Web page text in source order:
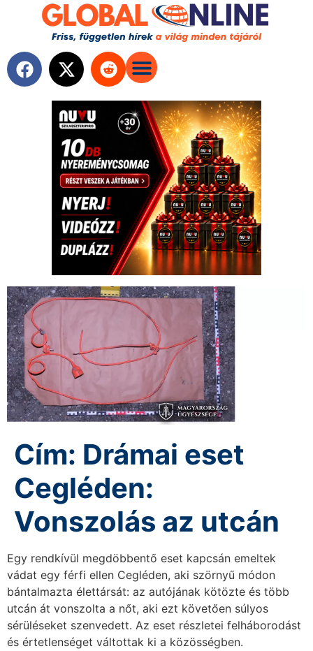
Cím: Drámai eset
Cegléden:
Vonszolás az utcán
Egy rendkívül megdöbbentő eset kapcsán emeltek
vádat egy férfi ellen Cegléden, aki szörnyű módon
bántalmazta élettársát: az autójának kötözte és több
utcán át vonszolta a nőt, aki ezt követően súlyos
sérüléseket szenvedett. Az eset részletei felháborodást
és értetlenséget váltottak ki a közösségben.